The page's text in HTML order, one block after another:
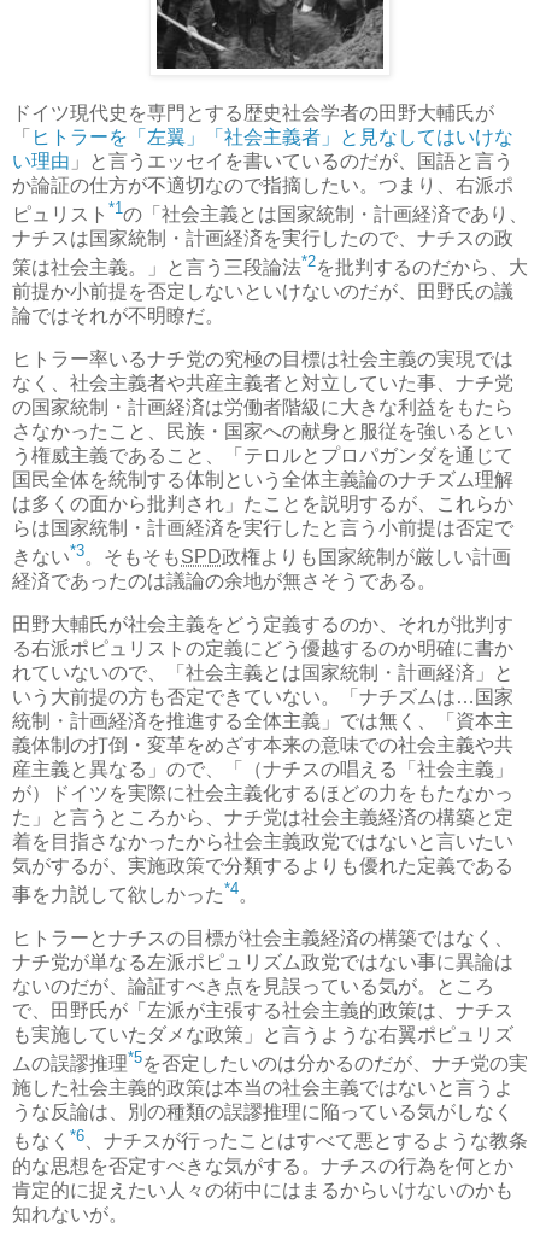
ドイツ現代史を専門とする歴史社会学者の田野大輔氏が
「 ヒトラーを「左翼」「社会主義者」と見なしてはいけな
い理由 」と言うエッセイを書いているのだが、国語と言う
か論証の仕方が不適切なので指摘したい。つまり、右派ポ
ピュリスト *1の「社会主義とは国家統制・計画経済であり、
ナチスは国家統制・計画経済を実行したので、ナチスの政
策は社会主義。」と言う三段論法*2を批判するのだから、大
前提か小前提を否定しないといけないのだが、田野氏の議
論ではそれが不明瞭だ。
ヒトラー率いるナチ党の究極の目標は社会主義の実現では
なく、社会主義者や共産主義者と対立していた事、ナチ党
の国家統制・計画経済は労働者階級に大きな利益をもたら
さなかったこと、民族・国家への献身と服従を強いるとい
う権威主義であること、「テロルとプロパガンダを通じて
国民全体を統制する体制という全体主義論のナチズム理解
は多くの面から批判され」たことを説明するが、これらか
らは国家統制・計画経済を実行したと言う小前提は否定で
きない*3。そもそもSPD政権よりも国家統制が厳しい計画
経済であったのは議論の余地が無さそうである。
田野大輔氏が社会主義をどう定義するのか、それが批判す
る右派ポピュリストの定義にどう優越するのか明確に書か
れていないので、「社会主義とは国家統制・計画経済」と
いう大前提の方も否定できていない。「ナチズムは…国家
統制・計画経済を推進する全体主義」では無く、「資本主
義体制の打倒・変革をめざす本来の意味での社会主義や共
産主義と異なる」ので、「（ナチスの唱える「社会主義」
が）ドイツを実際に社会主義化するほどの力をもたなかっ
た」と言うところから、ナチ党は社会主義経済の構築と定
着を目指さなかったから社会主義政党ではないと言いたい
気がするが、実施政策で分類するよりも優れた定義である
事を力説して欲しかった*4。
ヒトラーとナチスの目標が社会主義経済の構築ではなく、
ナチ党が単なる左派ポピュリズム政党ではない事に異論は
ないのだが、論証すべき点を見誤っている気が。ところ
で、田野氏が「左派が主張する社会主義的政策は、ナチス
も実施していたダメな政策」と言うような右翼ポピュリズ
ムの誤謬推理*5を否定したいのは分かるのだが、ナチ党の実
施した社会主義的政策は本当の社会主義ではないと言うよ
うな反論は、別の種類の誤謬推理に陥っている気がしなく
もなく *6、ナチスが行ったことはすべて悪とするような教条
的な思想を否定すべきな気がする。ナチスの行為を何とか
肯定的に捉えたい人々の術中にはまるからいけないのかも
知れないが。